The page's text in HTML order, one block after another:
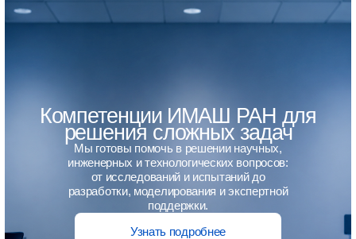
Компетенции ИМАШ РАН для
решения сложных задач
Мы готовы помочь в решении научных,
инженерных и технологических вопросов:
от исследований и испытаний до
разработки, моделирования и экспертной
поддержки.
Узнать подробнее